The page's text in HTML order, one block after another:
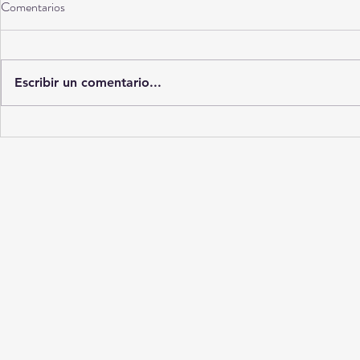
Torreón a 10 años
Comentarios
Escribir un comentario...